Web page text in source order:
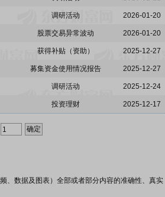
调研活动 2026-01-20
股票交易异常波动 2026-01-20
获得补贴（资助） 2025-12-27
募集资金使用情况报告 2025-12-27
调研活动 2025-12-24
投资理财 2025-12-17
、数据及图表）全部或者部分内容的准确性、真实